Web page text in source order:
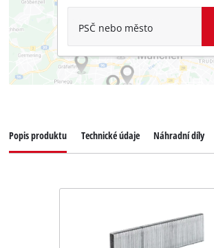
PSČ nebo město
Popis produktu Technické údaje Náhradní díly